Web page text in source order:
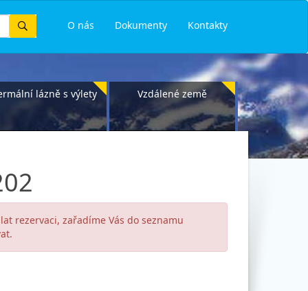
Kontakty
Dokumenty
O nás
lázně s výlety Vzdálené země
rezervaci, zařadíme Vás do seznamu